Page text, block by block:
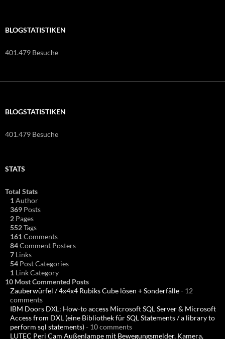
BLOGSTATISTIKEN
401.479 Besuche
BLOGSTATISTIKEN
401.479 Besuche
STATS
Total Stats
1 Author
369 Posts
2 Pages
552Tags
161 Comments
84Comment Posters
7 Links
54 Post Categories
1 Link Category
10 Most Commented Posts
Zauberwürfel / 4x4x4 Rubiks Cube lösen + Sonderfälle- 12
comments
IBM Doors DXL: How-to access Microsoft SQL Server & Microsoft
Access from DXL (eine Bibliothek für SQL Statements / a library to
perform sql statements)- 10 comments
LUTEC Peri Cam Außenlampe mit Bewegungsmelder, Kamera,